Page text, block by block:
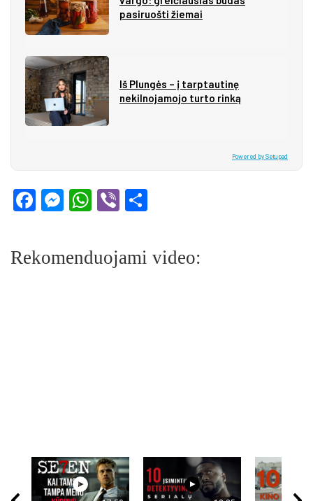
pasiruošti žiemai
Iš Plungės – į tarptautinę
nekilnojamojo turto rinką
Powered by Setupad
Facebook
Messenger
WhatsApp
Viber
Rekomenduojami video: